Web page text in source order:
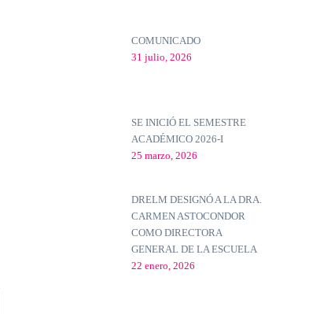
COMUNICADO
31 julio, 2026
SE INICIÓ EL SEMESTRE
ACADÉMICO 2026-I
25 marzo, 2026
DRELM DESIGNÓ A LA DRA.
CARMEN ASTOCONDOR
COMO DIRECTORA
GENERAL DE LA ESCUELA
22 enero, 2026